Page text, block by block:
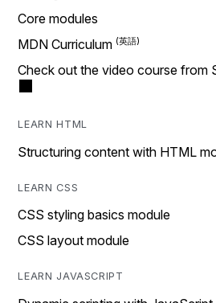
Core modules
MDN Curriculum
Check out the video course from
LEARN HTML
Structuring content with HTML
LEARN CSS
CSS styling basics module
CSS layout module
LEARN JAVASCRIPT